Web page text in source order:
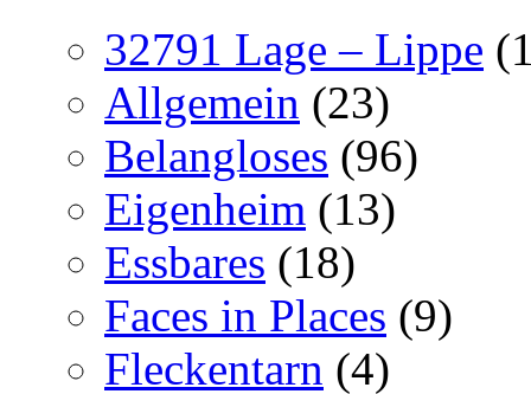
32791 Lage – Lippe
Allgemein (23)
Belangloses (96)
Eigenheim (13)
Essbares (18)
Faces in Places (9)
Fleckentarn (4)